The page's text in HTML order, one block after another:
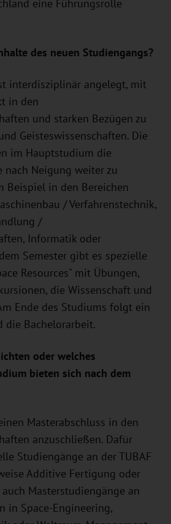
eine Führungsrolle
des neuen Studiengangs?
interdisziplinär angelegt, mit
in den
und starken Bezügen zu
Geisteswissenschaften. Die
im Hauptstudium die
nach Neigung weiter zu
Beispiel in den Bereichen
/ Verfahrenstechnik,
/
Informatik oder
Semester gibt es spezielle
Resources" mit Übungen,
die Wissenschaft und
Ende des Studiums folgt ein
die Bachelorarbeit.
oder welches
bieten sich nach dem
Masterabschluss in den
anzuschließen. Dafür
Studiengänge an der TUBAF
Additive Fertigung oder
Masterstudiengänge an
in Space-Engineering,